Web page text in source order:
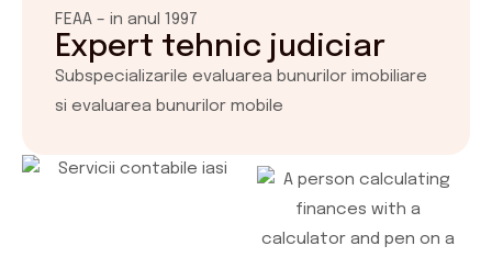
FEAA – in anul 1997
Expert tehnic judiciar
Subspecializarile evaluarea bunurilor imobiliare
si evaluarea bunurilor mobile